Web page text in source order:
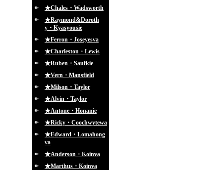
★Chales・Wadsworth
★Raymond&Doroth
y・Kyasyousie
★Ferron・Joseyesva
★Charleston・Lewis
★Ruben・Saufkie
★Vern・Mansfield
★Milson・Taylor
★Alvin・Taylor
★Antone・Honanie
★Ricky・Coochwytewa
★Edward・Lomahong
va
★Anderson・Koinva
★Marthus・Koinva